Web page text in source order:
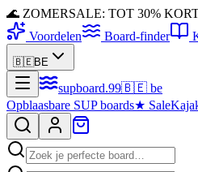
🌊 ZOMERSALE: TOT 30%
Voordelen
Board-finder
🇧🇪BE
supboard.99🇧🇪 be
Opblaasbare SUP boards★ Sale